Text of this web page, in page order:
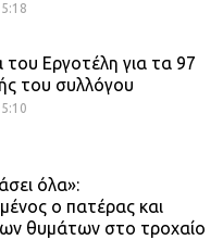
Εργοτέλη για τα 97
του συλλόγου
όλα»:
ο πατέρας και
θυμάτων στο τροχαίο